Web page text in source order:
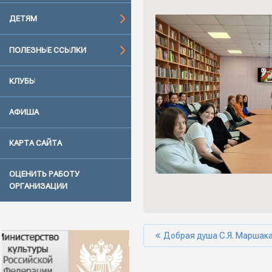
ДЕТЯМ
ПОЛЕЗНЫЕ ССЫЛКИ
КЛУБЫ
АФИША
КАРТА САЙТА
ОЦЕНИТЬ РАБОТУ
ОРГАНИЗАЦИИ
Добрая душа С.Я.